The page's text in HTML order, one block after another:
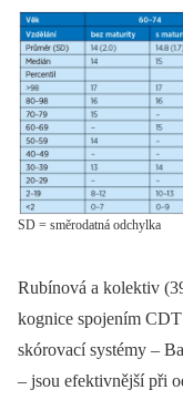
SD = směrodatná odchylka
Rubínová a kolektiv
kognice spojením
skórovací systémy –⁠
–⁠ jsou efektivnější při